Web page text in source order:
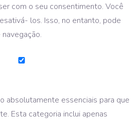
com o seu consentimento. Você
los. Isso, no entanto, pode
absolutamente essenciais para que
Esta categoria inclui apenas